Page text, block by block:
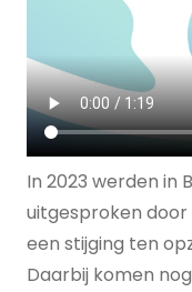
In 2023 werden in
uitgesproken
een stijging ten
Daarbij komen